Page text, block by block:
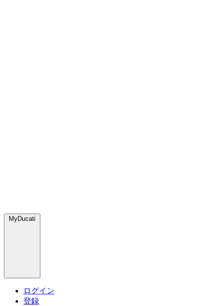
MyDucati
ログイン
登録